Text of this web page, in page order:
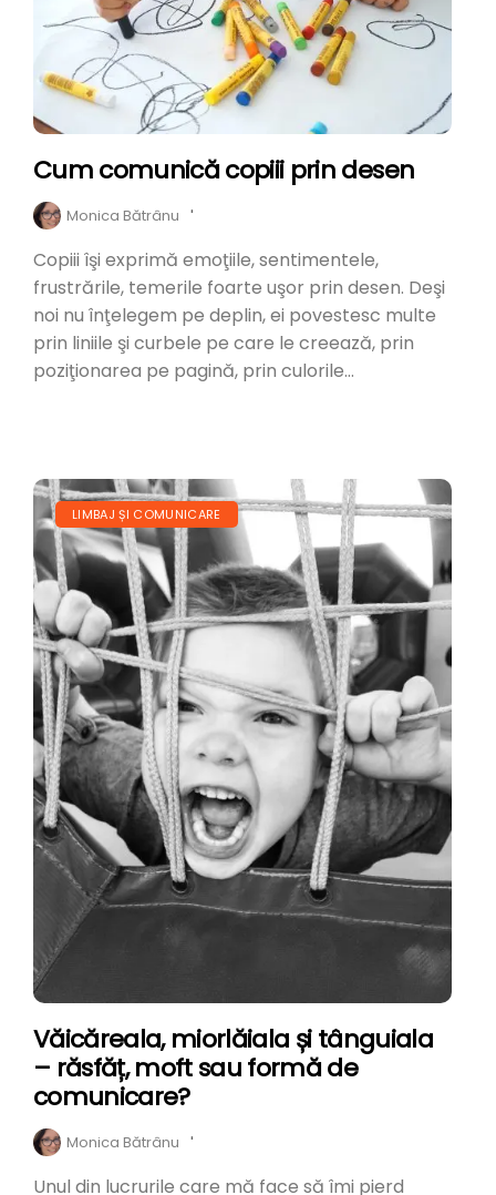
Cum comunică copiii prin desen
'
Monica Bătrânu
Copiii îşi exprimă emoţiile, sentimentele,
frustrările, temerile foarte uşor prin desen. Deşi
noi nu înţelegem pe deplin, ei povestesc multe
prin liniile şi curbele pe care le creează, prin
poziţionarea pe pagină, prin culorile...
LIMBAJ ȘI COMUNICARE
Văicăreala, miorlăiala și tânguiala
– răsfăț, moft sau formă de
comunicare?
'
Monica Bătrânu
Unul din lucrurile care mă face să îmi pierd